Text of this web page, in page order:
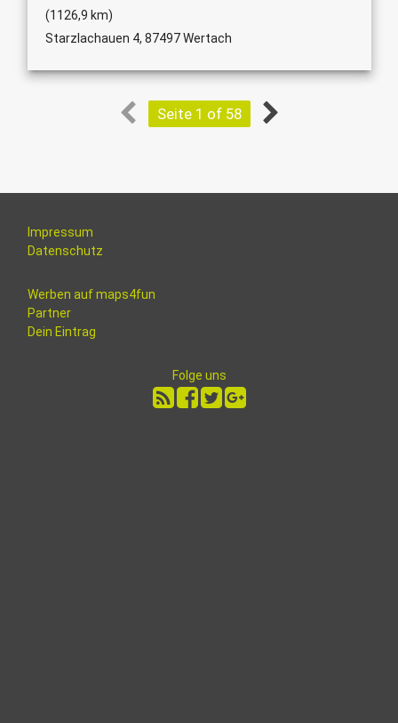
(1126,9 km)
Starzlachauen 4, 87497 Wertach
Seite 1 of 58
Impressum
Datenschutz
Werben auf maps4fun
Partner
Dein Eintrag
Folge uns